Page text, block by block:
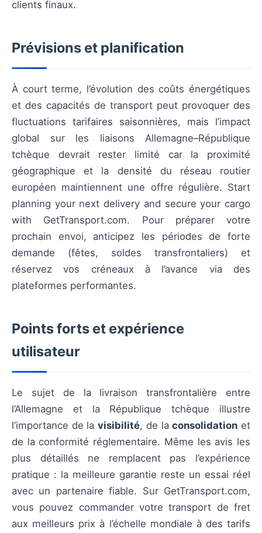
clients finaux.
Prévisions et planification
À court terme, l’évolution des coûts énergétiques
et des capacités de transport peut provoquer des
fluctuations tarifaires saisonnières, mais l’impact
global sur les liaisons Allemagne–République
tchèque devrait rester limité car la proximité
géographique et la densité du réseau routier
européen maintiennent une offre régulière. Start
planning your next delivery and secure your cargo
with GetTransport.com. Pour préparer votre
prochain envoi, anticipez les périodes de forte
demande (fêtes, soldes transfrontaliers) et
réservez vos créneaux à l’avance via des
plateformes performantes.
Points forts et expérience
utilisateur
Le sujet de la livraison transfrontalière entre
l’Allemagne et la République tchèque illustre
l’importance de lavisibilité, de laconsolidation et
de la conformité réglementaire. Même les avis les
plus détaillés ne remplacent pas l’expérience
pratique : la meilleure garantie reste un essai réel
avec un partenaire fiable. Sur GetTransport.com,
vous pouvez commander votre transport de fret
aux meilleurs prix à l’échelle mondiale à des tarifs